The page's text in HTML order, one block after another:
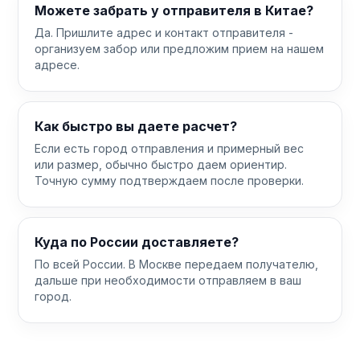
Можете забрать у отправителя в Китае?
Да. Пришлите адрес и контакт отправителя -
организуем забор или предложим прием на нашем
адресе.
Как быстро вы даете расчет?
Если есть город отправления и примерный вес
или размер, обычно быстро даем ориентир.
Точную сумму подтверждаем после проверки.
Куда по России доставляете?
По всей России. В Москве передаем получателю,
дальше при необходимости отправляем в ваш
город.